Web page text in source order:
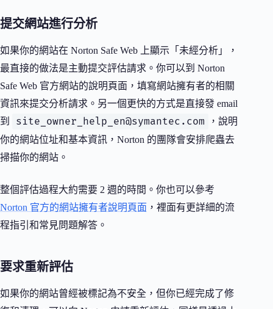
提交網站進行分析
如果你的網站在 Norton Safe Web 上顯示「未經分析」，
最直接的做法是主動提交評估請求。你可以到 Norton
Safe Web 官方網站的說明頁面，填寫網站擁有者的相關
資訊來提交分析請求。另一個更快的方式是直接發 email
到
site_owner_help_en@symantec.com
，說明
你的網站位址和基本資訊，Norton 的團隊會安排爬蟲去
掃描你的網站。
整個評估過程大約需要 2 週的時間。你也可以參考
Norton 官方的網站擁有者說明頁面 ，裡面有更詳細的流
程指引和常見問題解答。
要求重新評估
如果你的網站曾經被標記為不安全，但你已經完成了修